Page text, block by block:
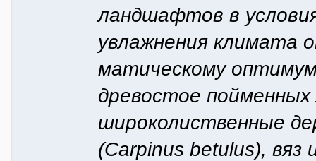
ландшафтов в
увлажнения климата
матическому
древостое
широколиственные
(Carpinus betulus),